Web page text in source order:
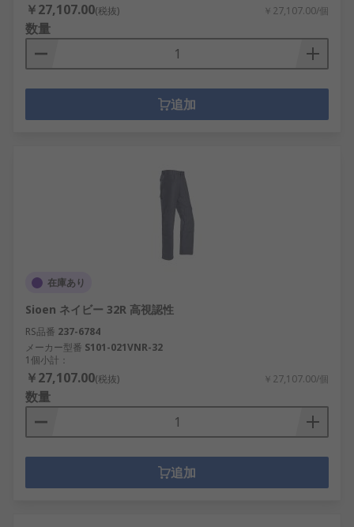
￥27,107.00(税抜) ￥27,107.00/個
数量
追加
在庫あり
Sioen ネイビー 32R 高視認性
RS品番 237-6784
メーカー型番 S101-021VNR-32
1個小計：
￥27,107.00(税抜) ￥27,107.00/個
数量
追加